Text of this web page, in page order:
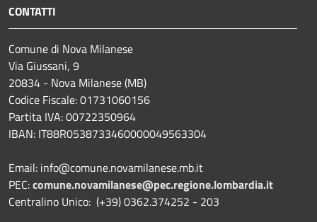
CONTATTI
Comune di Nova Milanese
Via Giussani, 9
20834 - Nova Milanese (MB)
Codice Fiscale: 01731060156
Partita IVA: 00722350964
IBAN: IT88R0538733460000049563304
Email: info@comune.novamilanese.mb.it
PEC:comune.novamilanese@pec.regione.lombardia.it
Centralino Unico: (+39) 0362.374252 - 203